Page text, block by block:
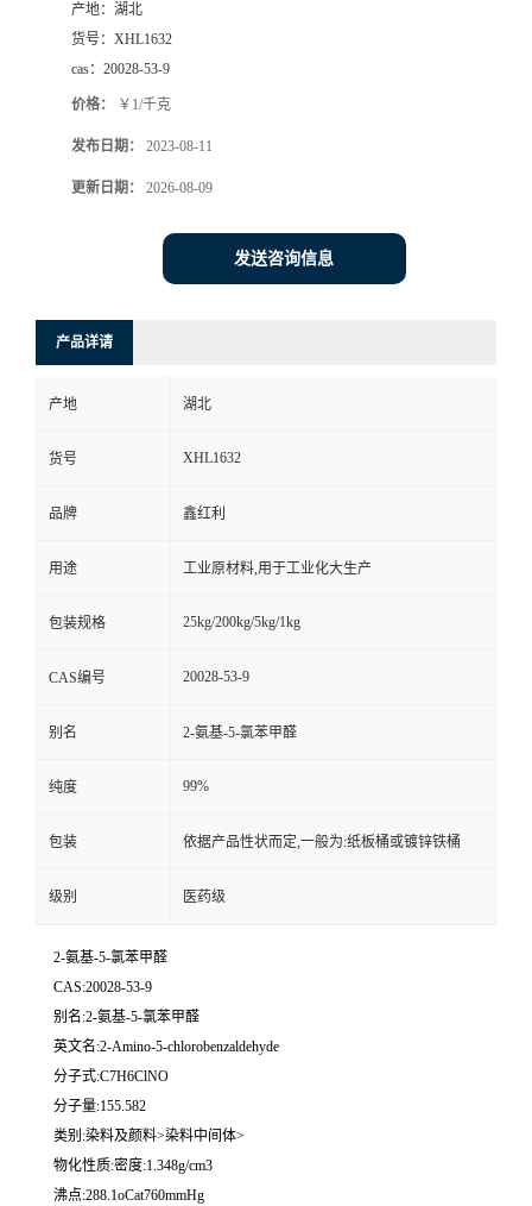
产地： 湖北
货号： XHL1632
cas： 20028-53-9
价格： ￥1/千克
发布日期： 2023-08-11
更新日期： 2026-08-09
发送咨询信息
产品详请
产地 湖北
货号 XHL1632
品牌 鑫红利
用途 工业原材料,用于工业化大生产
包装规格 25kg/200kg/5kg/1kg
CAS编号 20028-53-9
别名 2-氨基-5-氯苯甲醛
纯度 99%
包装 依据产品性状而定,一般为:纸板桶或镀锌铁桶
级别 医药级
2-氨基-5-氯苯甲醛
CAS:20028-53-9
别名:2-氨基-5-氯苯甲醛
英文名:2-Amino-5-chlorobenzaldehyde
分子式:C7H6ClNO
分子量:155.582
类别:染料及颜料>染料中间体>
物化性质:密度:1.348g/cm3
沸点:288.1oCat760mmHg